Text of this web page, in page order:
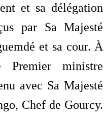
et sa délégation
par Sa Majesté
et sa cour. À
Premier ministre
avec Sa Majesté
Chef de Gourcy.